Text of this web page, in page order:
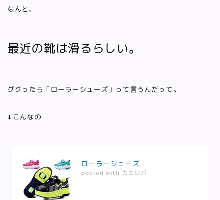
なんと、
最近の靴は滑るらしい。
ググったら「ローラーシューズ」って言うんだって。
↓こんなの
ローラーシューズ
posted with カエレバ